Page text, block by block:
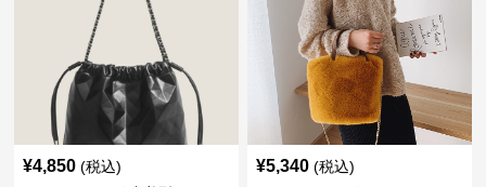
¥4,850 (税込) ¥5,340 (税込)